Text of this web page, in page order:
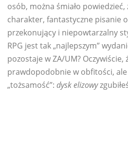
osób, można śmiało powiedzieć,
charakter, fantastyczne pisanie
przekonujący i niepowtarzalny
RPG jest tak „najlepszym”
pozostaje w ZA/UM? Oczywiście,
prawdopodobnie w obfitości,
„tożsamość”: dysk elizowy